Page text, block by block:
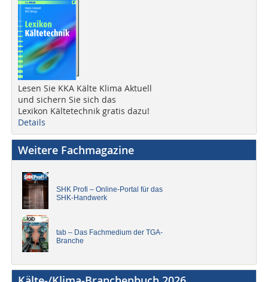
Lesen Sie KKA Kälte Klima Aktuell
und sichern Sie sich das
Lexikon Kältetechnik gratis dazu!
Details
Weitere Fachmagazine
SHK Profi – Online-Portal für das
SHK-Handwerk
tab – Das Fachmedium der TGA-
Branche